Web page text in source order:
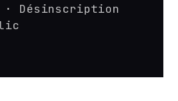
Désinscription